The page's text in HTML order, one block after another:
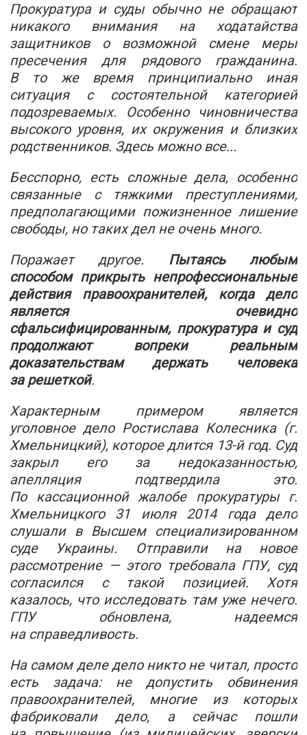
Прокуратура и суды обычно не обращают
никакого внимания на ходатайства
защитников о возможной смене меры
пресечения для рядового гражданина.
В то же время принципиально иная
ситуация с состоятельной категорией
подозреваемых. Особенно чиновничества
высокого уровня, их окружения и близких
родственников. Здесь можно все...
Бесспорно, есть сложные дела, особенно
связанные с тяжкими преступлениями,
предполагающими пожизненное лишение
свободы, но таких дел не очень много.
Поражает другое. Пытаясь любым
способом прикрыть непрофессиональные
действия правоохранителей, когда дело
является очевидно
сфальсифицированным, прокуратура и суд
продолжают вопреки реальным
доказательствам держать человека
за решеткой.
Характерным примером является
уголовное дело Ростислава Колесника (г.
Хмельницкий), которое длится 13-й год. Суд
закрыл его за недоказанностью,
апелляция подтвердила это.
По кассационной жалобе прокуратуры г.
Хмельницкого 31 июля 2014 года дело
слушали в Высшем специализированном
суде Украины. Отправили на новое
рассмотрение — этого требовала ГПУ, суд
согласился с такой позицией. Хотя
казалось, что исследовать там уже нечего.
ГПУ обновлена, надеемся
на справедливость.
На самом деле дело никто не читал, просто
есть задача: не допустить обвинения
правоохранителей, многие из которых
фабриковали дело, а сейчас пошли